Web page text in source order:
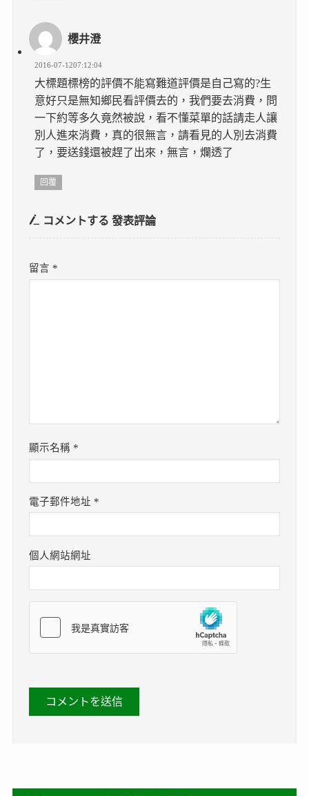
櫻井澄
2016-07-1207:12:04
大標題標榜的評價不能寫難道評價是自己寫的?生
意好只是無知鄉民看評價去的，我們要去消費，問
一下約等多久竟然被說，看不懂菜單的話請走人讓
別人進來消費，真的很無言，請看見的人別去消費
了，要送錢還被趕了出來，無言，爛透了
回覆
コメントする發表評論
留言 *
顯示名稱 *
電子郵件地址 *
個人網站網址